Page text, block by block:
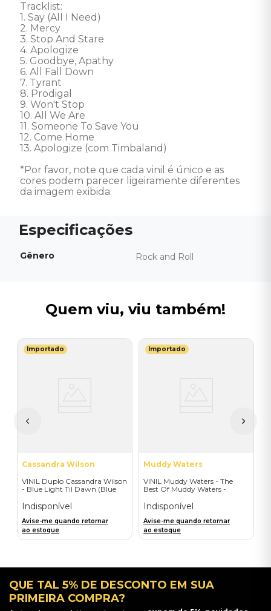
Tracklist:
1. Say (All I Need)
2. Mercy
3. Stop And Stare
4. Apologize
5. Goodbye, Apathy
6. All Fall Down
7. Tyrant
8. Prodigal
9. Won't Stop
10. All We Are
11. Someone To Save You
12. Come Home
13. Apologize (com Timbaland)
*Por favor, note que cada vinil é único e as
cores podem parecer ligeiramente diferentes
da imagem exibida.
Gênero Rock and Roll
Quem viu, viu também!
Importado
Cassandra Wilson
VINIL Duplo Cassandra Wilson
- Blue Light Til Dawn (Blue
Indisponível
Avise-me quando retornar
ao estoque
Importado
Muddy Waters
VINIL Muddy Waters - The
Best Of Muddy Waters -
Indisponível
Avise-me quando retornar
ao estoque
QUE TAL 5% DE DESCONTO EM SUA
PRIMEIRA COMPRA?